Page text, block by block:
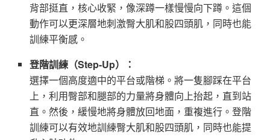
背部挺直，核心收緊，像深蹲一樣慢慢向下蹲。這個
動作可以更深層地刺激臀大肌和股四頭肌，同時也能
訓練平衡感。
登階訓練（Step-Up）：
選擇一個高度適中的平台或階梯。將一隻腳踩在平台
上，利用臀部和腿部的力量將身體向上抬起，直到站
直。然後，緩慢地將身體放回地面，重複進行。登階
訓練可以有效地訓練臀大肌和股四頭肌，同時也能提